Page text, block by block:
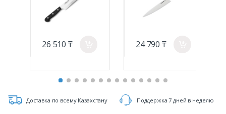
26 510 ₸ 24 790 ₸
Доставка по всему Казахстану Поддержка 7 дней в неделю